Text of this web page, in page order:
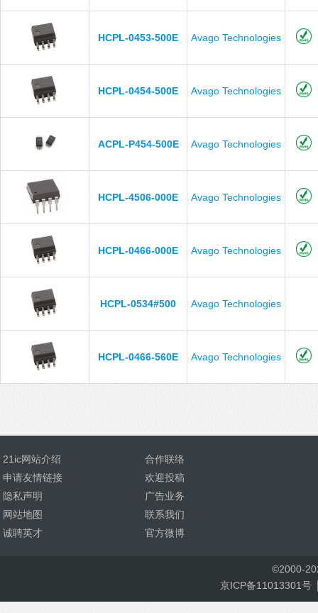
HCPL-0453-500E Avago Technologies
HCPL-0454-500E Avago Technologies
ACPL-P454-500E Avago Technologies
HCPL-4506-000E Avago Technologies
HCPL-0466-000E Avago Technologies
HCPL-0534#500 Avago Technologies
HCPL-0466-560E Avago Technologies
21ic网站介绍
合作联络
申请友情链接
欢迎投稿
隐私声明
广告业务
网站地图
联系我们
诚聘英才
官方微博
©2000-
京ICP备11013301号